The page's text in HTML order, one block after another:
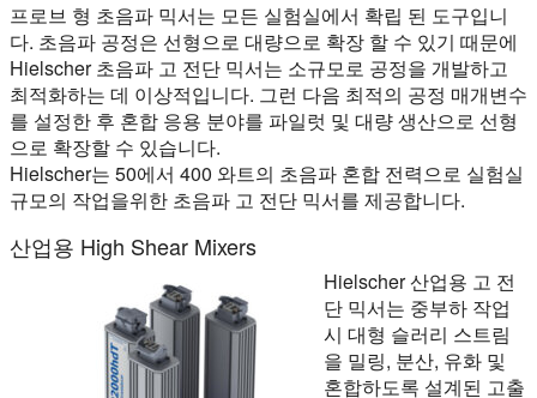
프로브 형 초음파 믹서는 모든 실험실에서 확립 된 도구입니
다. 초음파 공정은 선형으로 대량으로 확장 할 수 있기 때문에
Hielscher 초음파 고 전단 믹서는 소규모로 공정을 개발하고
최적화하는 데 이상적입니다. 그런 다음 최적의 공정 매개변수
를 설정한 후 혼합 응용 분야를 파일럿 및 대량 생산으로 선형
으로 확장할 수 있습니다.
Hielscher는 50에서 400 와트의 초음파 혼합 전력으로 실험실
규모의 작업을위한 초음파 고 전단 믹서를 제공합니다.
산업용 High Shear Mixers
Hielscher 산업용 고 전
단 믹서는 중부하 작업
시 대형 슬러리 스트림
을 밀링, 분산, 유화 및
혼합하도록 설계된 고출